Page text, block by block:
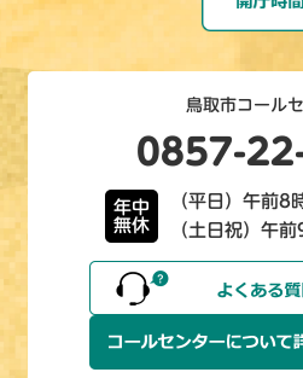
鳥取市コール
0857-
年中
無休
（平日）午前8
（土日祝）午